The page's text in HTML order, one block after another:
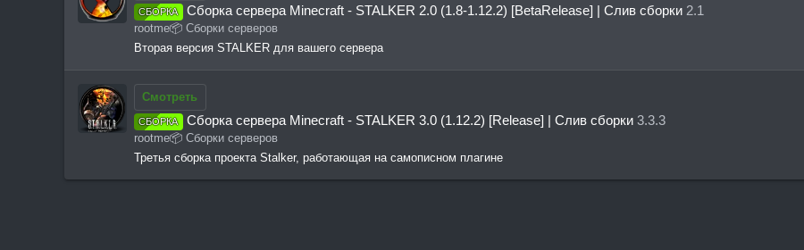
СБОРКА Сборка сервера Minecraft - STALKER 2.0 (1.8-1.12.2) [BetaRelease] | Слив сборки 2.1
rootme📦 Сборки серверов
Вторая версия STALKER для вашего сервера
Смотреть
СБОРКА Сборка сервера Minecraft - STALKER 3.0 (1.12.2) [Release] | Слив сборки 3.3.3
rootme📦 Сборки серверов
Третья сборка проекта Stalker, работающая на самописном плагине